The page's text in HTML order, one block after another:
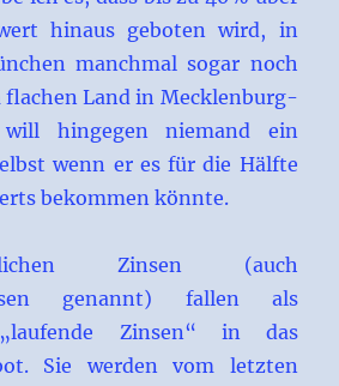
hinaus geboten wird, in
manchmal sogar noch
flachen Land in Mecklenburg-
will hingegen niemand ein
wenn er es für die Hälfte
bekommen könnte.
Zinsen (auch
genannt) fallen als
Zinsen“ in das
Sie werden vom letzten